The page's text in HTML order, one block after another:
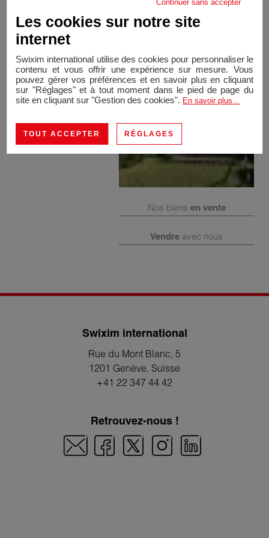
venez vite découvrir ce bien agréable à vivre!
Nos biens en vente
Vendre avec nous
Swixim international
Rue du Mont Blanc, 5
1201 Genève, Suisse
+41 22 347 44 42
Retrouvez-nous !
Continuer sans accepter
Les cookies sur notre site
internet
Swixim international utilise des cookies pour personnaliser le
contenu et vous offrir une expérience sur mesure. Vous
pouvez gérer vos préférences et en savoir plus en cliquant
sur "Réglages" et à tout moment dans le pied de page du
site en cliquant sur "Gestion des cookies". En savoir plus...
TOUT ACCEPTER RÉGLAGES